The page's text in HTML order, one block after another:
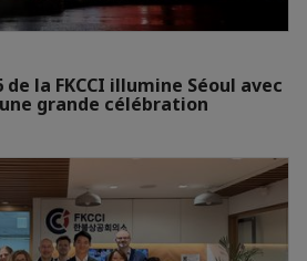
de la FKCCI illumine Séoul avec
grande célébration